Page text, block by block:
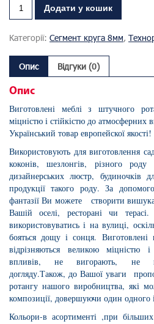
Додати у кошик
Категорії: Сегмент круга 8мм,
Опис Відгуки (0)
Опис
Виготовлені меблі з штучного
міцністю і стійкістю до атмосферних
Український товар европейскої якості!
Використовують для виготовлення
коконів, шезлонгів, різного
дизайнерських люстр, будиночків
продукції такого роду. За
фантазії Ви можете створити
Вашій оселі, ресторані чи
використовуватись і на вулиці,
бояться дощу і сонця.
відрізняються великою міцністю
впливів, не вигорають, не
догляду.Також, до Вашої уваги
ротангу нашого виробництва, які
композиції, довершуючи один одного
Кольори-в асортименті ,при